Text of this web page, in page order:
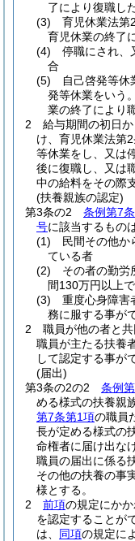
了により復職し
(3)
育児休業法第
育児休業の終了
(4)
停職にされ、
合
(5)
自己啓発等休
発等休業をいう
業の終了により
2
給与期間の初日
け、育児休業法第
等休業をし、又は
後に復職し、又は
中の給料をその際
(扶養親族の認定)
第3条の2
条例第7
号に該当するもの
(1)
民間その他か
ている者
(2)
その者の勤労
間130万円以上
(3)
重度心身障害
務に服する事が
2
職員が他の者と
職員が主たる扶養
して認定する事が
(届出)
第3条の2の2
条例
める様式の扶養親
第7条第1項の職員
長が定める様式の
命権者に届け出な
職員の届出に係る
その他の扶養の事
様とする。
2
前項の規定にか
を認定することが
は、 同項の規定に